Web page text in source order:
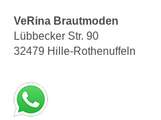
VeRina Brautmoden
Lübbecker Str. 90
32479 Hille-Rothenuffeln